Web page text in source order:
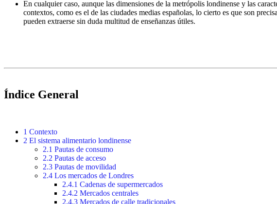
En cualquier caso, aunque las dimensiones de la metrópolis londinense y las
contextos, como es el de las ciudades medias españolas, lo cierto es que son
pueden extraerse sin duda multitud de enseñanzas útiles.
Índice General
1 Contexto
2 El sistema alimentario londinense
2.1 Pautas de consumo
2.2 Pautas de acceso
2.3 Pautas de movilidad
2.4 Los mercados de Londres
2.4.1 Cadenas de supermercados
2.4.2 Mercados centrales
2.4.3 Mercados de calle tradicionales